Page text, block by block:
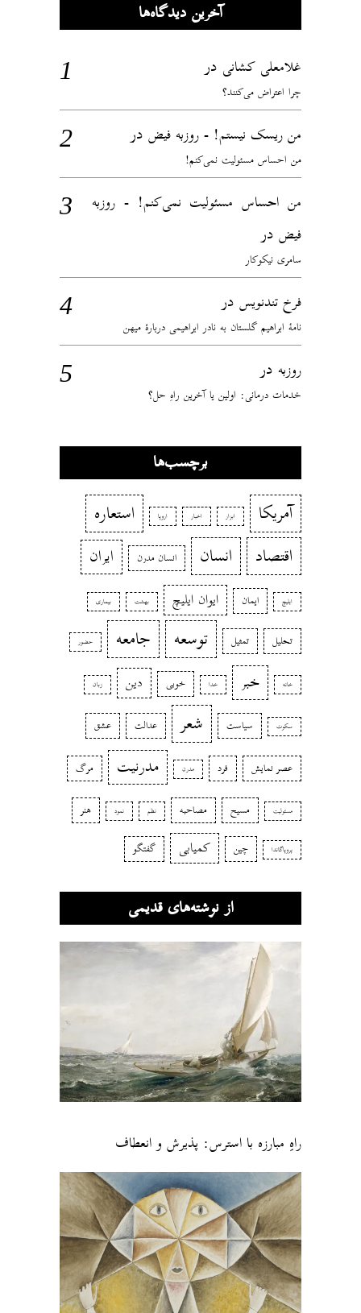
آخرین دیدگاه‌ها
غلامعلی کشانی در
چرا اعتراض می‌کنند؟
من ریسک نیستم! - روزبه فیض در
من احساس مسئولیت نمی‌کنم!
من احساس مسئولیت نمی‌کنم! - روزبه
فیض در
سامری نیکوکار
فرخ تندنویس در
نامهٔ ابراهیم گلستان به نادر ابراهیمی دربارهٔ میهن
روزبه در
خدمات درمانی: اولین یا آخرین راهِ حل؟
برچسب‌ها
آمریکا ابزار اخبار اروپا
استعاره
اقتصاد
انسان انسان مدرن ایران
ایلیچ ایمان ایوان ایلیچ بهشت بیماری
تحلیل تمثیل توسعه جامعه حضور
خانه خبر خدا خوبی دین زبان
سکوت سیاست شعر عدالت عشق
عصر نمایش فرد مدرن مدرنیت مرگ
مسئولیت مسیح مصاحبه نظم نمود هنر
پروپاگاندا چین کمیابی گفتگو
از نوشته‌های قدیمی
راهِ مبارزه با استرس: پذیرش و انعطاف